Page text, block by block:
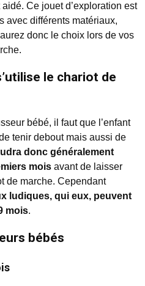
Ce jouet d’exploration est
avec différents matériaux,
donc le choix lors de vos
le chariot de
bébé, il faut que l’enfant
tenir debout mais aussi de
donc généralement
mois avant de laisser
de marche. Cependant
ludiques, qui eux, peuvent
mois.
bébés